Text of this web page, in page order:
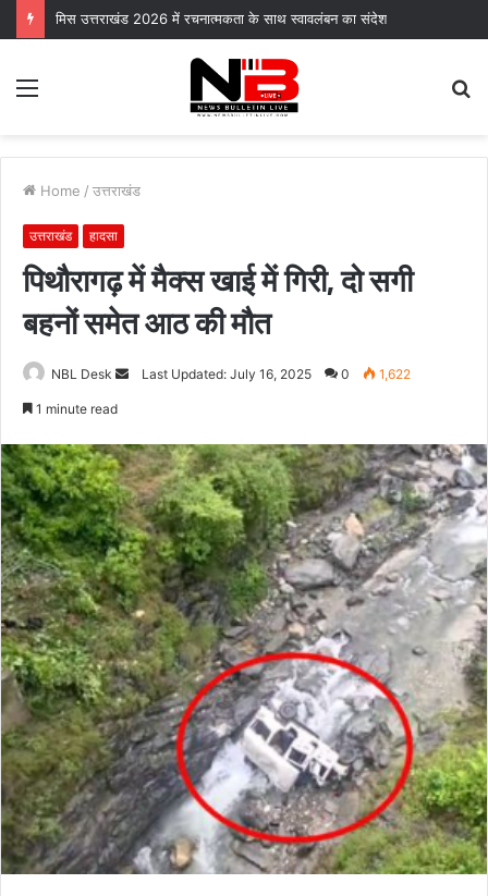
मिस उत्तराखंड 2026 में रचनात्मकता के साथ स्वावलंबन का संदेश
Menu
Home / उत्तराखंड
उत्तराखंड हादसा
पिथौरागढ़ में मैक्स खाई में गिरी, दो सगी
बहनों समेत आठ की मौत
NBL Desk
SendLast Updated: July 16, 2025 0 1,622
1 minute read